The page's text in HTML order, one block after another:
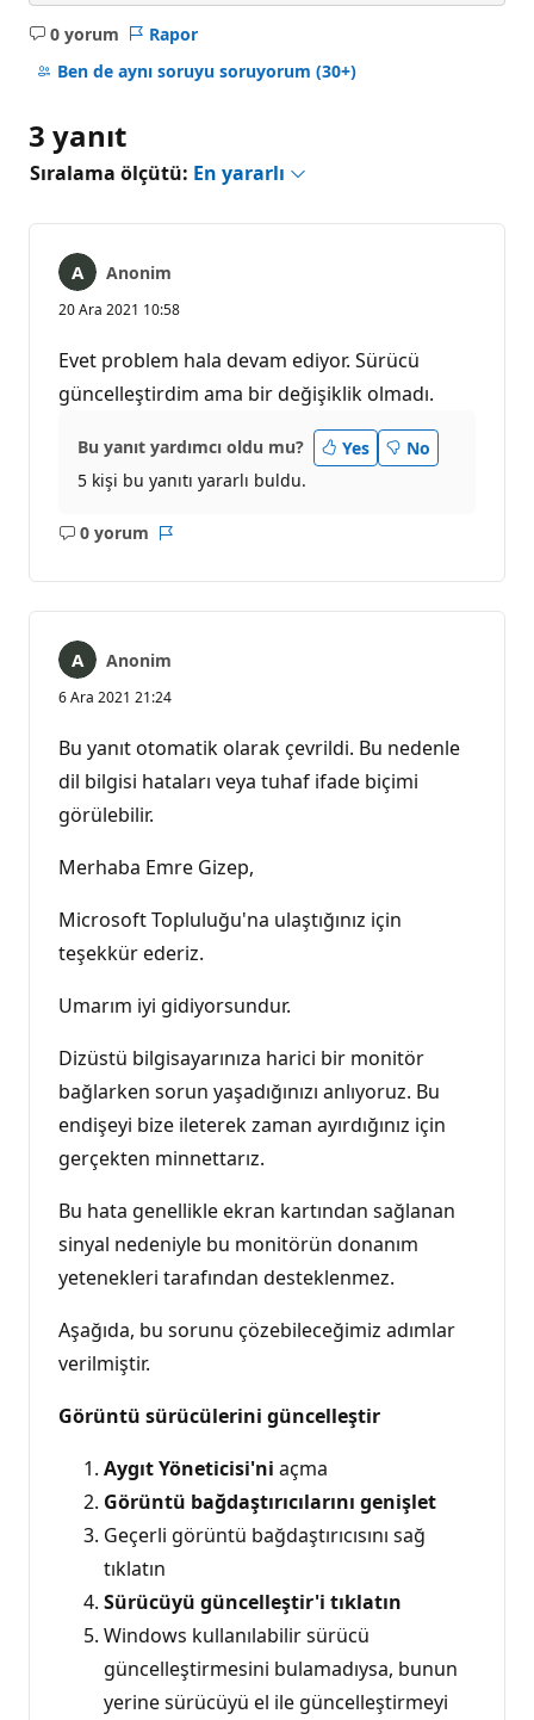
0 yorum
Açıklama
yok
Rapor
Ben de aynı soruyu soruyorum (30+)
3 yanıt
Sıralama ölçütü: En yararlı
Anonim
20 Ara 2021 10:58
Evet problem hala devam ediyor. Sürücü
güncelleştirdim ama bir değişiklik olmadı.
Bu yanıt yardımcı oldu mu? Yes
No
5 kişi bu yanıtı yararlı buldu.
0 yorum
Açıklama
Anonim
6 Ara 2021 21:24
Bu yanıt otomatik olarak çevrildi. Bu nedenle
dil bilgisi hataları veya tuhaf ifade biçimi
görülebilir.
Merhaba Emre Gizep,
Microsoft Topluluğu'na ulaştığınız için
teşekkür ederiz.
Umarım iyi gidiyorsundur.
Dizüstü bilgisayarınıza harici bir monitör
bağlarken sorun yaşadığınızı anlıyoruz. Bu
endişeyi bize ileterek zaman ayırdığınız için
gerçekten minnettarız.
Bu hata genellikle ekran kartından sağlanan
sinyal nedeniyle bu monitörün donanım
yetenekleri tarafından desteklenmez.
Aşağıda, bu sorunu çözebileceğimiz adımlar
verilmiştir.
Görüntü sürücülerini güncelleştir
Aygıt Yöneticisi'ni açma
Görüntü bağdaştırıcılarını genişlet
Geçerli görüntü bağdaştırıcısını sağ
tıklatın
Sürücüyü güncelleştir'i tıklatın
Windows kullanılabilir sürücü
güncelleştirmesini bulamadıysa, bunun
yerine sürücüyü el ile güncelleştirmeyi